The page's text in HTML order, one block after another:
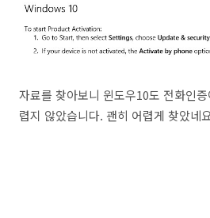
자료를 찾아보니 윈도우10도 전화인
렵지 않았습니다. 괜히 어렵게 찾았네